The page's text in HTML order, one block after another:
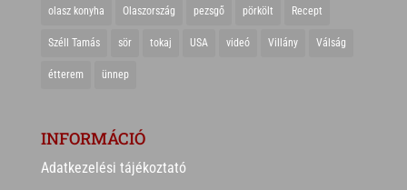
olasz konyha Olaszország pezsgő pörkölt Recept
Széll Tamás sör tokaj USA videó Villány Válság
étterem ünnep
INFORMÁCIÓ
Adatkezelési tájékoztató